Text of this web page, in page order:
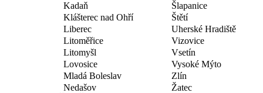
Kadaň
Klášterec nad Ohří
Liberec
Litoměřice
Litomyšl
Lovosice
Mladá Boleslav
Nedašov
Šlapanice
Štětí
Uherské Hradiště
Vizovice
Vsetín
Vysoké Mýto
Zlín
Žatec